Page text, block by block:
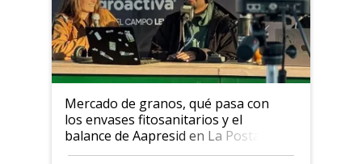
Mercado de granos, qué pasa con
los envases fitosanitarios y el
balance de Aapresid en La Posta